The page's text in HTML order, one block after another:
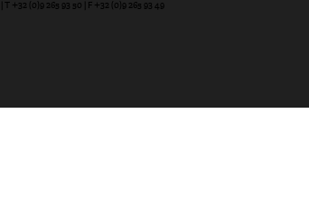
| T +32 (0)9 265 93 50 | F +32 (0)9 265 93 49